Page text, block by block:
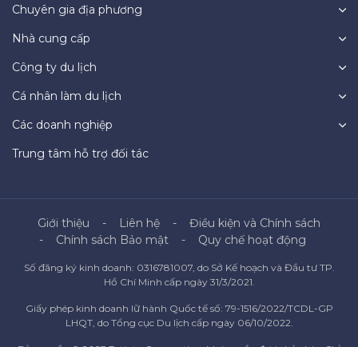
Chuyên gia địa phương
Nhà cung cấp
Công ty du lịch
Cá nhân làm du lịch
Các doanh nghiệp
Trung tâm hỗ trợ đối tác
Giới thiệu Liên hệ
Điều kiện và Chính sách
Chính sách Bảo mật
Quy chế hoạt động
Số đăng ký kinh doanh: 0316781007, do Sở Kế hoạch và Đầu tư TP.
Hồ Chí Minh cấp ngày 31/3/2021.
Giấy phép kinh doanh lữ hành Quốc tế số: 79-1516/2022/TCDL-GP
LHQT, do Tổng cục Du lịch cấp ngày 06/10/2022.